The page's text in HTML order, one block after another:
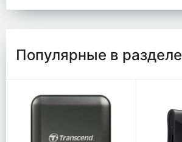
Популярные в разделе